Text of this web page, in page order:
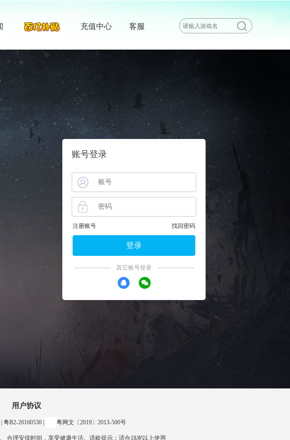
充值中心 客服
账号登录
注册账号 找回密码
登录
其它账号登录
用户协议
| 粤B2-20160530 | 粤网文〔2019〕2013-500号
合理安排时间，享受健康生活。适龄提示：适合18岁以上使用